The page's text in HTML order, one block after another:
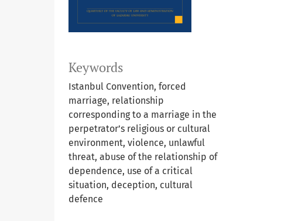
Keywords
Istanbul Convention, forced
marriage, relationship
corresponding to a marriage in the
perpetrator’s religious or cultural
environment, violence, unlawful
threat, abuse of the relationship of
dependence, use of a critical
situation, deception, cultural
defence